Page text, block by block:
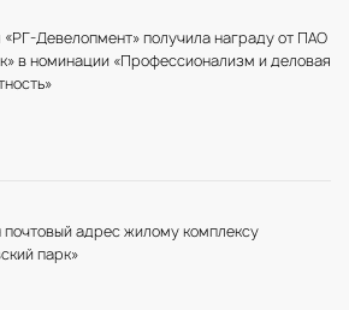
Девелопмент» получила награду от ПАО
в номинации «Профессионализм и деловая
адрес жилому комплексу
парк»